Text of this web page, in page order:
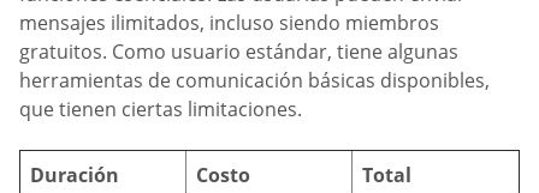
mensajes ilimitados, incluso siendo miembros
gratuitos. Como usuario estándar, tiene algunas
herramientas de comunicación básicas disponibles,
que tienen ciertas limitaciones.
Duración Costo
Total